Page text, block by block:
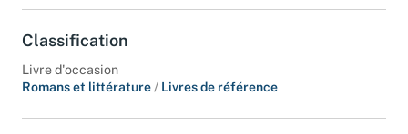
Classification
Livre d'occasion
Romans et littérature/ Livres de référence